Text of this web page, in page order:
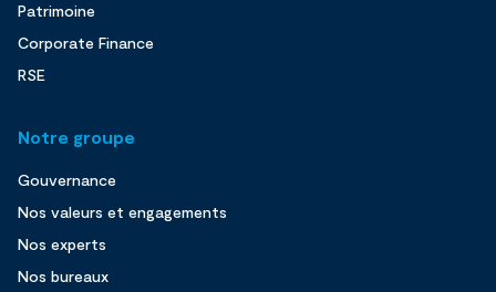
Patrimoine
Corporate Finance
RSE
Notre groupe
Gouvernance
Nos valeurs et engagements
Nos experts
Nos bureaux